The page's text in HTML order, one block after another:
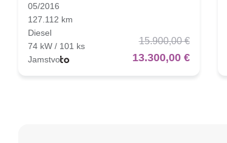
05/2016
127.112 km
Diesel
74 kW / 101 ks
Jamstvo
15.900,00 €
13.300,00 €